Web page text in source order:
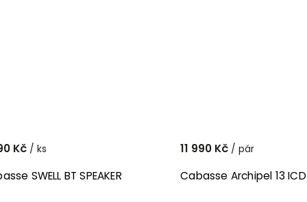
SWELL BT SPEAKER
Kč / ks
Cabasse Archipel 13 ICD
11 990 Kč / pár